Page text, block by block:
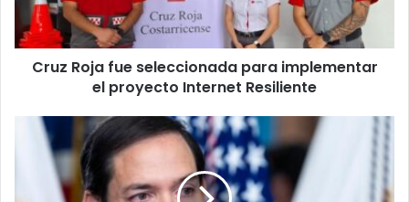
proyecto
Internet
Resiliente
Cruz Roja fue seleccionada para implementar
el proyecto Internet Resiliente
Estados
Unidos